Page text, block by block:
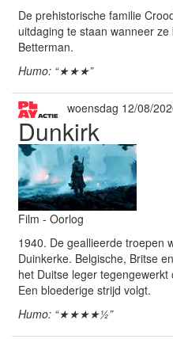
De prehistorische familie
uitdaging te staan wanneer
Betterman.
Humo: “★★★”
woensdag 12/08/
Dunkirk
Film - Oorlog
1940. De geallieerde troepen
Duinkerke. Belgische, Britse
het Duitse leger
Een bloederige strijd volgt.
Humo: “★★★★½”